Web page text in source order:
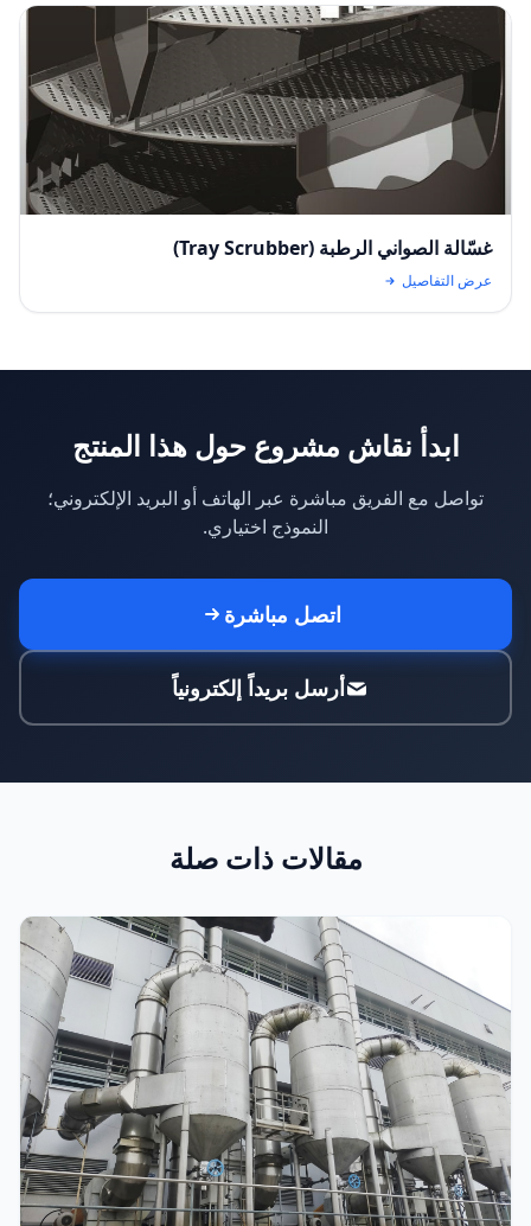
غسّالة الصواني الرطبة (Tray Scrubber)
عرض التفاصيل
ابدأ نقاش مشروع حول هذا المنتج
تواصل مع الفريق مباشرة عبر الهاتف أو البريد الإلكتروني؛
النموذج اختياري.
اتصل مباشرة
أرسل بريداً إلكترونياً
مقالات ذات صلة